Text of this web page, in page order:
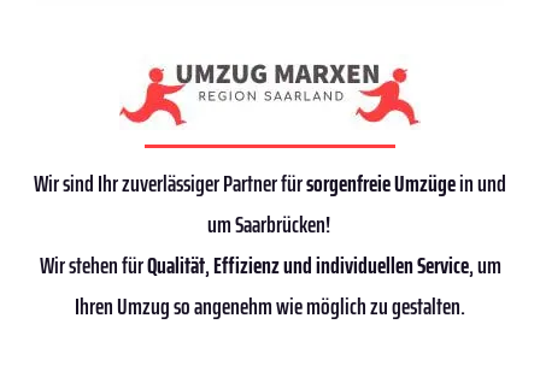
Wir sind Ihr zuverlässiger Partner fürsorgenfreie Umzügein und
um Saarbrücken!
Wir stehen fürQualität,Effizienzund individuellen Service, um
Ihren Umzug so angenehm wie möglich zu gestalten.